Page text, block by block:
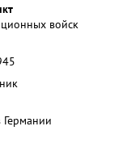
войск
Германии